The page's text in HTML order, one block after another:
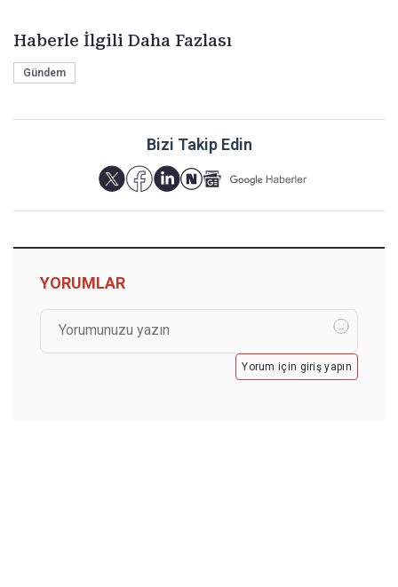
Haberle İlgili Daha Fazlası
Gündem
Bizi Takip Edin
YORUMLAR
Yorum için giriş yapın